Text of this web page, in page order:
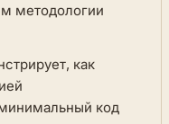
методологии
как
код